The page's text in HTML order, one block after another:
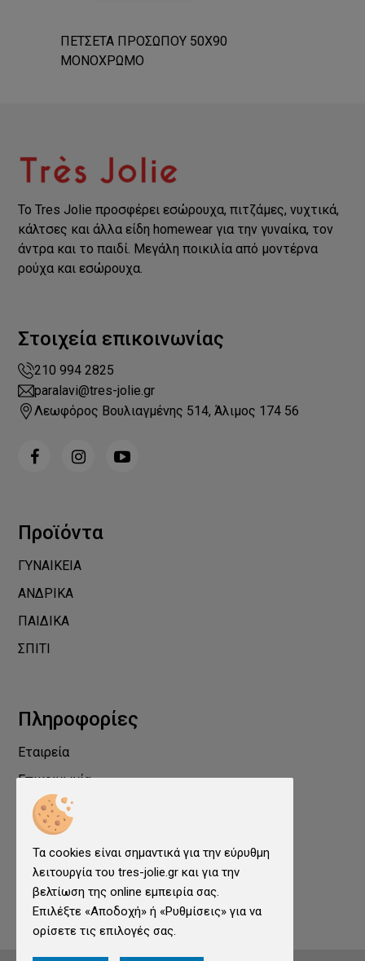
ΠΕΤΣΕΤΑ ΠΡΟΣΩΠΟΥ 50Χ90
ΜΟΝΟΧΡΩΜΟ
Το Tres Jolie προσφέρει εσώρουχα, πιτζάμες, νυχτικά,
κάλτσες και άλλα είδη homewear για την γυναίκα, τον
άντρα και το παιδί. Μεγάλη ποικιλία από μοντέρνα
ρούχα και εσώρουχα.
Στοιχεία επικοινωνίας
210 994 2825
paralavi@tres-jolie.gr
Λεωφόρος Βουλιαγμένης 514, Άλιμος 174 56
Προϊόντα
ΓΥΝΑΙΚΕΙΑ
ΑΝΔΡΙΚΑ
ΠΑΙΔΙΚΑ
ΣΠΙΤΙ
Πληροφορίες
Εταιρεία
Επικοινωνία
Προστασία Προσωπικών Δεδομένων
Όροι χρήσης
Ρυθμίσεις cookies
Τα cookies είναι σημαντικά για την εύρυθμη
λειτουργία του tres-jolie.gr και για την
βελτίωση της online εμπειρία σας.
Επιλέξτε «Αποδοχή» ή «Ρυθμίσεις» για να
ορίσετε τις επιλογές σας.